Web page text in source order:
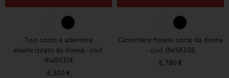
Top corto e aderente
elasticizzato da donna - cod.
RWBY314
6,300 €
Canottiere fitness corte da donna
- cod. RWSK236
6,780 €